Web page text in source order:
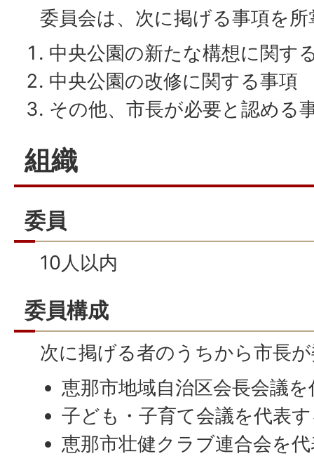
委員会は、次に掲げる事項を所
中央公園の新たな構想に関す
中央公園の改修に関する事項
その他、市長が必要と認める
組織
委員
10人以内
委員構成
次に掲げる者のうちから市長
恵那市地域自治区会長会議
子ども・子育て会議を代表
恵那市壮健クラブ連合会を